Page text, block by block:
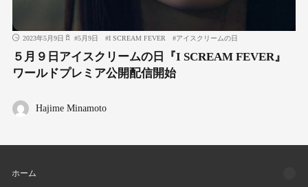
2023年5月9日 #5月9日 #I SCREAM FEVER #アイスクリームの日
５月９日アイスクリームの日『I SCREAM FEVER』
ワールドプレミア公開配信開始
Hajime Minamoto
ホーム